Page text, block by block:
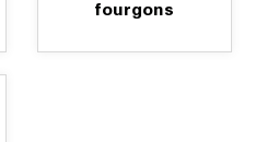
fourgons